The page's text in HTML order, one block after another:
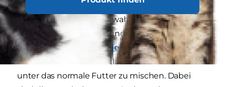
Hier findest Du eine Auswahl an
unbedenklichem Obst und die empfohlene
Menge. DerDeutsche Tierverbundempfiehlt,
das Obst und Gemüse kleinzuschneiden und
unter das normale Futter zu mischen. Dabei